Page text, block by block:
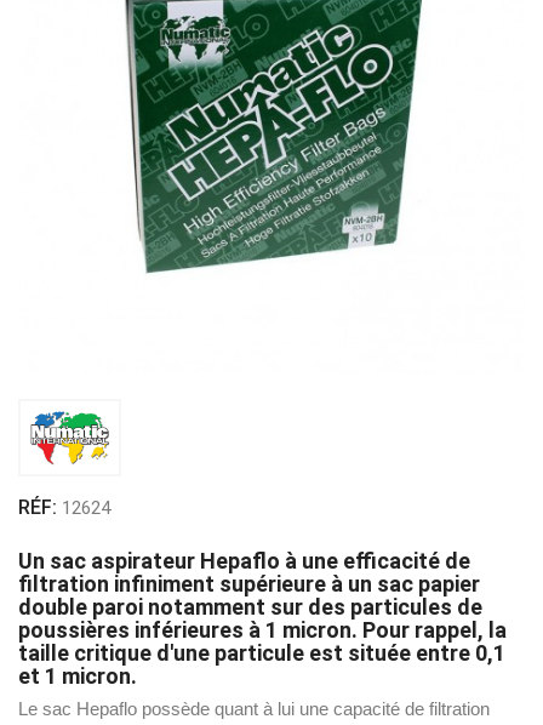
RÉF: 12624
Un sac aspirateur Hepaflo à une efficacité de
filtration infiniment supérieure à un sac papier
double paroi notamment sur des particules de
poussières inférieures à 1 micron. Pour rappel, la
taille critique d'une particule est située entre 0,1
et 1 micron.
Le sac Hepaflo possède quant à lui une capacité de filtration